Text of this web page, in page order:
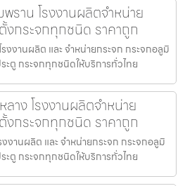
ราน โรงงานผลิตจำหน่าย
งกระจกทุกชนิด ราคาถูก
งงานผลิต และ จำหน่ายกระจก กระจกอลูมิ
ะตู กระจกทุกชนิดให้บริการทั่วไทย
าง โรงงานผลิตจำหน่าย
งกระจกทุกชนิด ราคาถูก
งานผลิต และ จำหน่ายกระจก กระจกอลูมิ
ะตู กระจกทุกชนิดให้บริการทั่วไทย